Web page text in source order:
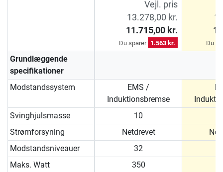
Vejl. pris
13.278,00 kr.
11.715,00 kr.
Du sparer 1.563 kr. Du
Grundlæggende
specifikationer
Modstandssystem
EMS /
Induktionsbremse
Svinghjulsmasse
10
Strømforsyning
Netdrevet
Modstandsniveauer
32
Maks. Watt
350